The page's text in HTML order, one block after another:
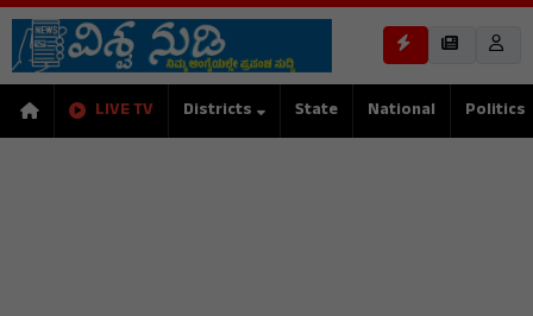
LIVE TV Districts State National Politics